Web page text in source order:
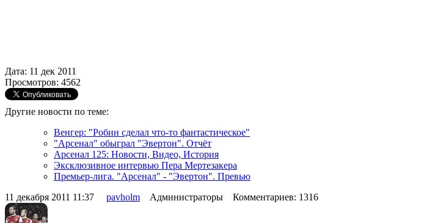
Дата: 11 дек 2011
Просмотров: 4562
Другие новости по теме:
Венгер: "Робин сделал что-то фантастическое"
"Арсенал" обыграл "Эвертон". Отчёт
Арсенал 125: Новости, Видео, История
Эксклюзивное интервью Пера Мертезакера
Премьер-лига. "Арсенал" - "Эвертон". Превью
11 декабря 2011 11:37 pavholm Администраторы Комментариев: 1316